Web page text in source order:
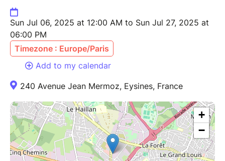
Sun Jul 06, 2025 at 12:00 AM to Sun Jul 27, 2025 at
06:00 PM
Timezone : Europe/Paris
Add to my calendar
240 Avenue Jean Mermoz, Eysines, France
+
−